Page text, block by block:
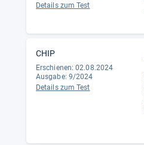
Details zum Test
CHIP
Erschienen: 02.08.2024
Ausgabe: 9/2024
Details zum Test